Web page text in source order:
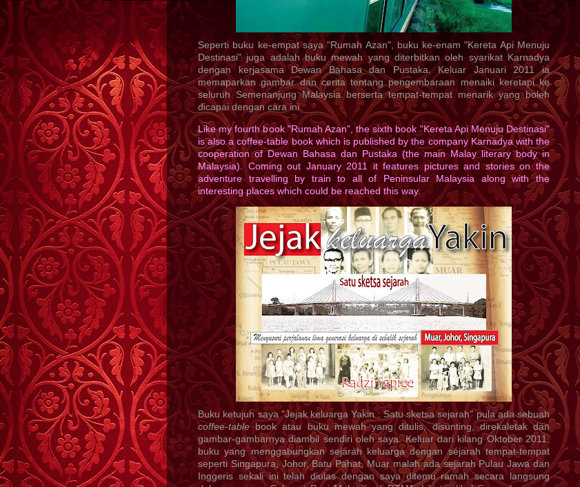
Seperti buku ke-empat saya "Rumah Azan", buku ke-enam "Kereta Api Menuju
Destinasi" juga adalah buku mewah yang diterbitkan oleh syarikat Karnadya
dengan kerjasama Dewan Bahasa dan Pustaka. Keluar Januari 2011 ia
memaparkan gambar dan cerita tentang pengembaraan menaiki keretapi ke
seluruh Semenanjung Malaysia berserta tempat-tempat menarik yang boleh
dicapai dengan cara ini.
Like my fourth book "Rumah Azan", the sixth book "Kereta Api Menuju Destinasi"
is also a coffee-table book which is published by the company Karnadya with the
cooperation of Dewan Bahasa dan Pustaka (the main Malay literary body in
Malaysia). Coming out January 2011 it features pictures and stories on the
adventure travelling by train to all of Peninsular Malaysia along with the
interesting places which could be reached this way.
Buku ketujuh saya "Jejak keluarga Yakin : Satu sketsa sejarah" pula ada sebuah
coffee-table book atau buku mewah yang ditulis, disunting, direkaletak dan
gambar-gambarnya diambil sendiri oleh saya. Keluar dari kilang Oktober 2011,
buku yang menggabungkan sejarah keluarga dengan sejarah tempat-tempat
seperti Singapura, Johor, Batu Pahat, Muar malah ada sejarah Pulau Jawa dan
Inggeris sekali ini telah diulas dengan saya ditemu ramah secara langsung